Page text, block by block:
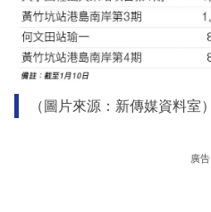
（圖片來源：新傳媒資料室）
廣告